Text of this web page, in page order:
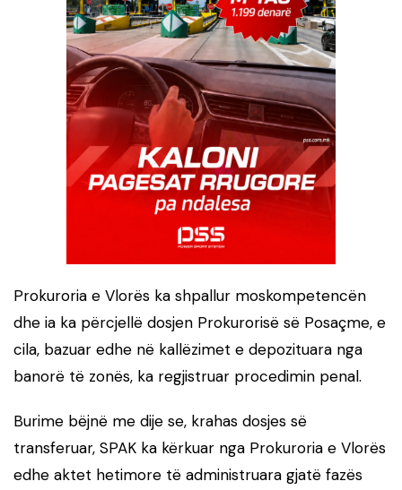
Prokuroria e Vlorës ka shpallur moskompetencën
dhe ia ka përcjellë dosjen Prokurorisë së Posaçme, e
cila, bazuar edhe në kallëzimet e depozituara nga
banorë të zonës, ka regjistruar procedimin penal.
Burime bëjnë me dije se, krahas dosjes së
transferuar, SPAK ka kërkuar nga Prokuroria e Vlorës
edhe aktet hetimore të administruara gjatë fazës